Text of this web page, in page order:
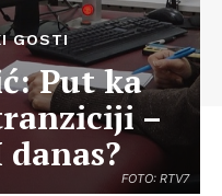
FOTO: RTV7
GOSTI
Put ka
–